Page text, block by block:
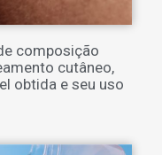
composição
cutâneo,
obtida e seu uso